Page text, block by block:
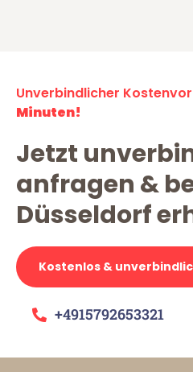
Unverbindlicher
Minuten!
Jetzt
anfragen &
Düsseldorf
Kostenlos &
+4915792653321